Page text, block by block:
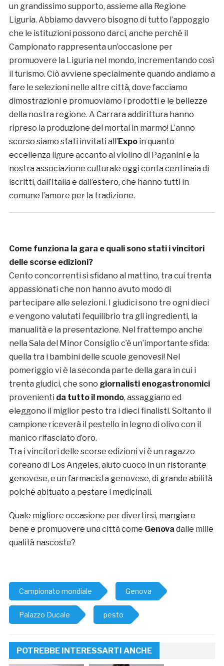
un grandissimo supporto, assieme alla Regione
Liguria. Abbiamo davvero bisogno di tutto l’appoggio
che le istituzioni possono darci, anche perché il
Campionato rappresenta un’occasione per
promuovere la Liguria nel mondo, incrementando così
il turismo. Ciò avviene specialmente quando andiamo a
fare le selezioni nelle altre città, dove facciamo
dimostrazioni e promuoviamo i prodotti e le bellezze
della nostra regione. A Carrara addirittura hanno
ripreso la produzione dei mortai in marmo! L’anno
scorso siamo stati invitati all’ Expoin quanto
eccellenza ligure accanto al violino di Paganini e la
nostra associazione culturale oggi conta centinaia di
iscritti, dall’Italia e dall’estero, che hanno tutti in
comune l’amore per la tradizione.
Come funziona la gara e quali sono stati i vincitori
delle scorse edizioni?
Cento concorrenti si sfidano al mattino, tra cui trenta
appassionati che non hanno avuto modo di
partecipare alle selezioni. I giudici sono tre ogni dieci
e vengono valutati l’equilibrio tra gli ingredienti, la
manualità e la presentazione. Nel frattempo anche
nella Sala del Minor Consiglio c’è un’importante sfida:
quella tra i bambini delle scuole genovesi! Nel
pomeriggio vi è la seconda parte della gara in cui i
trenta giudici, che sono giornalisti enogastronomici
provenienti da tutto il mondo, assaggiano ed
eleggono il miglior pesto tra i dieci finalisti. Soltanto il
campione riceverà il pestello in legno di olivo con il
manico rifasciato d’oro.
Tra i vincitori delle scorse edizioni vi è un ragazzo
coreano di Los Angeles, aiuto cuoco in un ristorante
genovese, e un farmacista genovese, di grande abilità
poiché abituato a pestare i medicinali.
Quale migliore occasione per divertirsi, mangiare
bene e promuovere una città come Genova dalle mille
qualità nascoste?
Campionato mondiale Genova
Palazzo Ducale pesto
POTREBBE INTERESSARTI ANCHE